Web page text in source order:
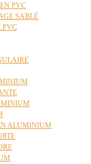
PVC
SABLÉ
PVC
ALUMINIUM